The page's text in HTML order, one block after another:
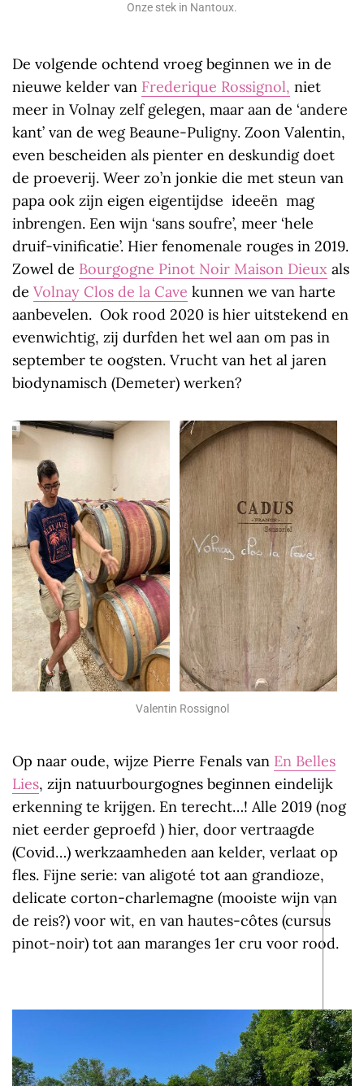
Onze stek in Nantoux.
De volgende ochtend vroeg beginnen we in de
nieuwe kelder van Frederique Rossignol, niet
meer in Volnay zelf gelegen, maar aan de ‘andere
kant’ van de weg Beaune-Puligny. Zoon Valentin,
even bescheiden als pienter en deskundig doet
de proeverij. Weer zo’n jonkie die met steun van
papa ook zijn eigen eigentijdse ideeën mag
inbrengen. Een wijn ‘sans soufre’, meer ‘hele
druif-vinificatie’. Hier fenomenale rouges in 2019.
Zowel de Bourgogne Pinot Noir Maison Dieux als
de Volnay Clos de la Cave kunnen we van harte
aanbevelen. Ook rood 2020 is hier uitstekend en
evenwichtig, zij durfden het wel aan om pas in
september te oogsten. Vrucht van het al jaren
biodynamisch (Demeter) werken?
Valentin Rossignol
Op naar oude, wijze Pierre Fenals van En Belles
Lies, zijn natuurbourgognes beginnen eindelijk
erkenning te krijgen. En terecht…! Alle 2019 (nog
niet eerder geproefd ) hier, door vertraagde
(Covid…) werkzaamheden aan kelder, verlaat op
fles. Fijne serie: van aligoté tot aan grandioze,
delicate corton-charlemagne (mooiste wijn van
de reis?) voor wit, en van hautes-côtes (cursus
pinot-noir) tot aan maranges 1er cru voor rood.